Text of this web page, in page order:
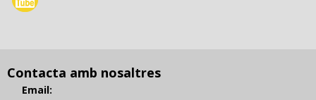
Contacta amb nosaltres
Email: